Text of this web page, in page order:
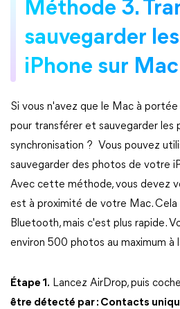
Méthode 3.
sauvegarder
iPhone sur
Si vous n'avez que le Mac à
pour transférer et sauvegarder les
synchronisation ? Vous pouvez
sauvegarder des photos de votre
Avec cette méthode, vous devez
est à proximité de votre Mac.
Bluetooth, mais c'est plus rapide.
environ 500 photos au maximum à
Étape 1. Lancez AirDrop, puis
être détecté par : Contacts